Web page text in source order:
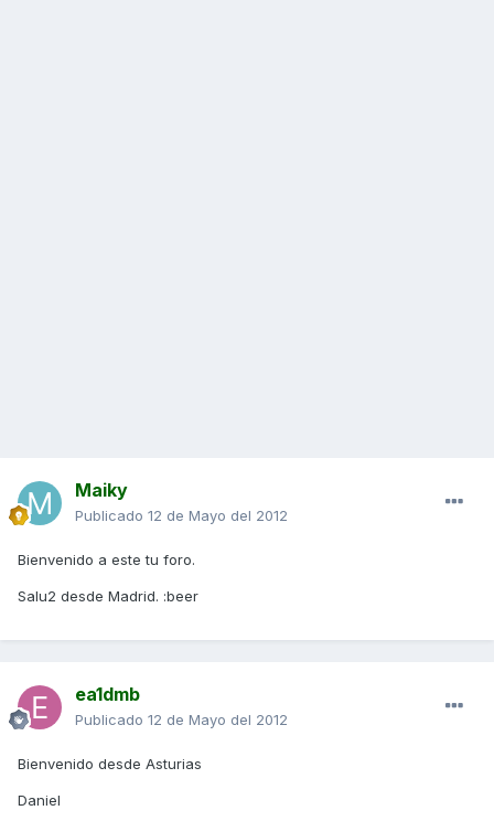
Maiky
Publicado 12 de Mayo del 2012
Bienvenido a este tu foro.
Salu2 desde Madrid. :beer
ea1dmb
Publicado 12 de Mayo del 2012
Bienvenido desde Asturias
Daniel